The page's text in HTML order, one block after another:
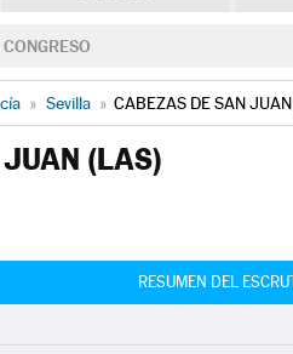
CONGRESO
» Sevilla » CABEZAS DE SAN
(LAS)
RESUMEN DEL